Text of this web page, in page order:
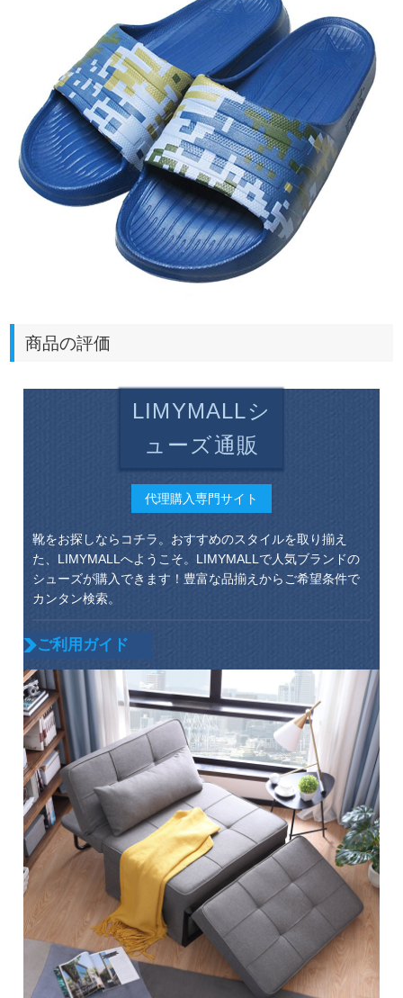
商品の評価
LIMYMALLシ
ューズ通販
代理購入専門サイト
靴をお探しならコチラ。おすすめのスタイルを取り揃え
た、LIMYMALLへようこそ。LIMYMALLで人気ブランドの
シューズが購入できます！豊富な品揃えからご希望条件で
カンタン検索。
ご利用ガイド